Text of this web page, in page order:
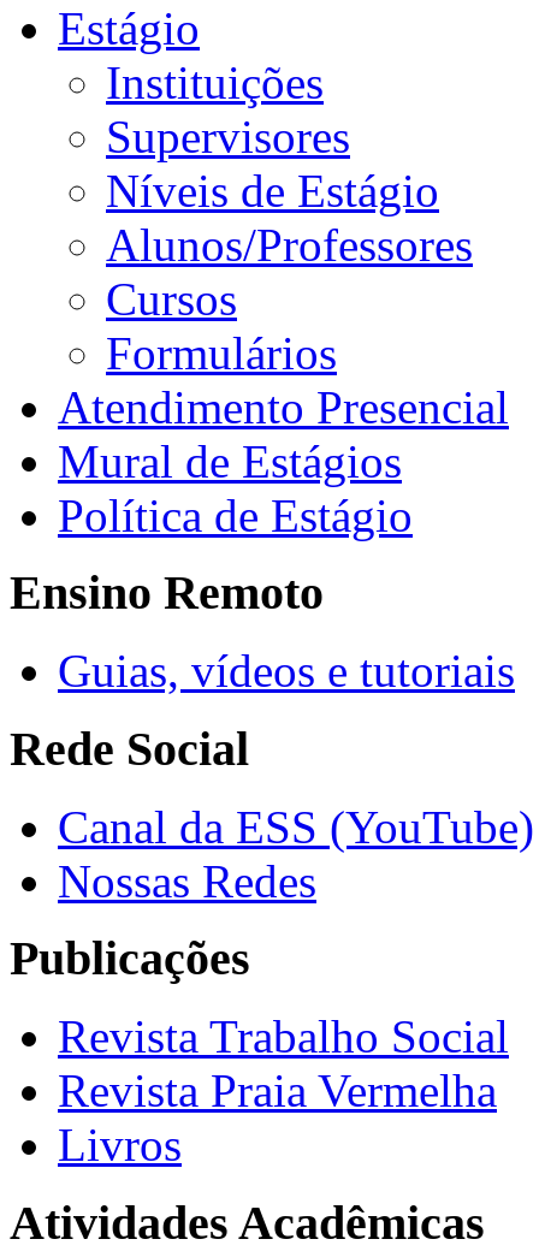
Estágio
Instituições
Supervisores
Níveis de Estágio
Alunos/Professores
Cursos
Formulários
Atendimento Presencial
Mural de Estágios
Política de Estágio
Ensino Remoto
Guias, vídeos e tutoriais
Rede Social
Canal da ESS (YouTube)
Nossas Redes
Publicações
Revista Trabalho Social
Revista Praia Vermelha
Livros
Atividades Acadêmicas